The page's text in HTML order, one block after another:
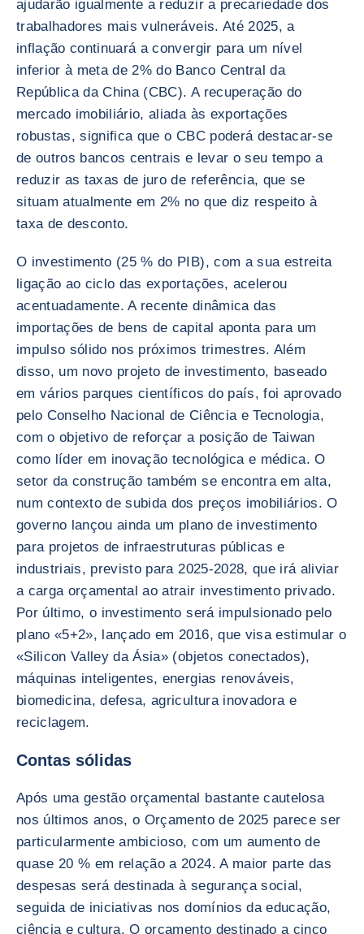
ajudarão igualmente a reduzir a precariedade dos
trabalhadores mais vulneráveis. Até 2025, a
inflação continuará a convergir para um nível
inferior à meta de 2% do Banco Central da
República da China (CBC). A recuperação do
mercado imobiliário, aliada às exportações
robustas, significa que o CBC poderá destacar-se
de outros bancos centrais e levar o seu tempo a
reduzir as taxas de juro de referência, que se
situam atualmente em 2% no que diz respeito à
taxa de desconto.
O investimento (25 % do PIB), com a sua estreita
ligação ao ciclo das exportações, acelerou
acentuadamente. A recente dinâmica das
importações de bens de capital aponta para um
impulso sólido nos próximos trimestres. Além
disso, um novo projeto de investimento, baseado
em vários parques científicos do país, foi aprovado
pelo Conselho Nacional de Ciência e Tecnologia,
com o objetivo de reforçar a posição de Taiwan
como líder em inovação tecnológica e médica. O
setor da construção também se encontra em alta,
num contexto de subida dos preços imobiliários. O
governo lançou ainda um plano de investimento
para projetos de infraestruturas públicas e
industriais, previsto para 2025-2028, que irá aliviar
a carga orçamental ao atrair investimento privado.
Por último, o investimento será impulsionado pelo
plano «5+2», lançado em 2016, que visa estimular o
«Silicon Valley da Ásia» (objetos conectados),
máquinas inteligentes, energias renováveis,
biomedicina, defesa, agricultura inovadora e
reciclagem.
Contas sólidas
Após uma gestão orçamental bastante cautelosa
nos últimos anos, o Orçamento de 2025 parece ser
particularmente ambicioso, com um aumento de
quase 20 % em relação a 2024. A maior parte das
despesas será destinada à segurança social,
seguida de iniciativas nos domínios da educação,
ciência e cultura. O orçamento destinado a cinco